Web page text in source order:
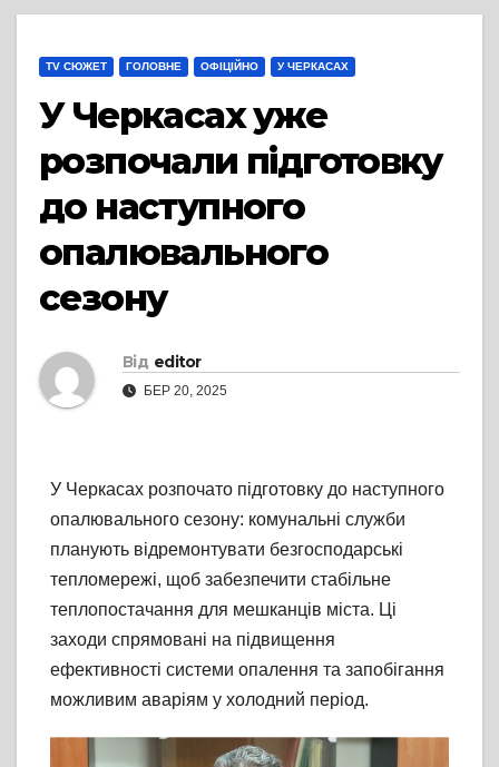
TV СЮЖЕТ ГОЛОВНЕ ОФІЦІЙНО У ЧЕРКАСАХ
У Черкасах уже
розпочали підготовку
до наступного
опалювального
сезону
Від editor
БЕР 20, 2025
У Черкасах розпочато підготовку до наступного
опалювального сезону: комунальні служби
планують відремонтувати безгосподарські
тепломережі, щоб забезпечити стабільне
теплопостачання для мешканців міста. Ці
заходи спрямовані на підвищення
ефективності системи опалення та запобігання
можливим аваріям у холодний період.